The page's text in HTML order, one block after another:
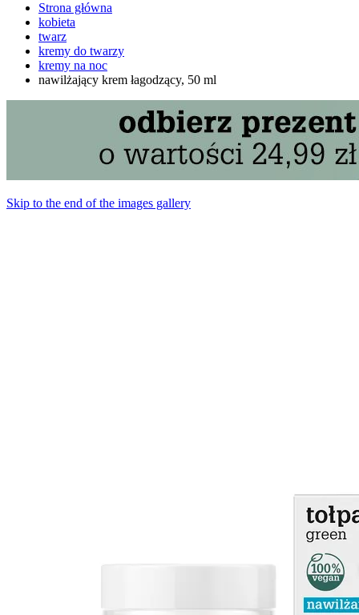
Strona główna
kobieta
twarz
kremy do twarzy
kremy na noc
nawilżający krem łagodzący, 50 ml
Skip to the end of the images gallery